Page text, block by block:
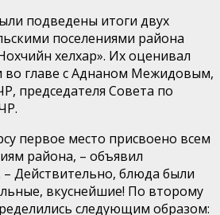
подведены итоги двух
поселениями района
хелхар». Их оценивал
главе с Аднаном Межидовым,
председателя Совета по
первое место присвоено всем
района, – объявил
Действительно, блюда были
вкуснейшие! По второму
следующим образом: